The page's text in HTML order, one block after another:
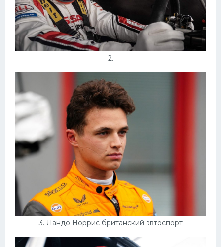
2.
3. Ландо Норрис британский автоспорт
Интерьеры квартир